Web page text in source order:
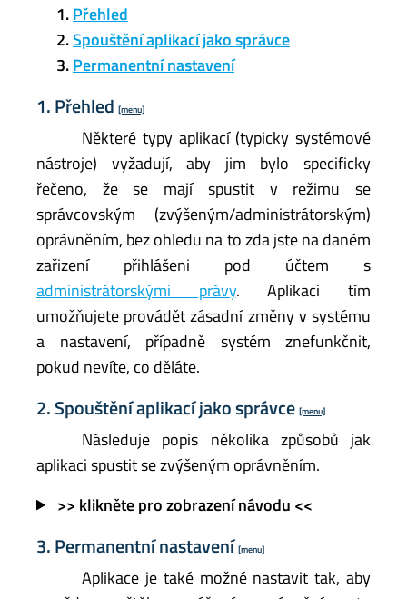
Přehled
Spouštění aplikací jako správce
Permanentní nastavení
1. Přehled [menu]
Některé typy aplikací (typicky systémové
nástroje) vyžadují, aby jim bylo specificky
řečeno, že se mají spustit v režimu se
správcovským (zvýšeným/administrátorským)
oprávněním, bez ohledu na to zda jste na daném
zařizení přihlášeni pod účtem s
administrátorskými právy. Aplikaci tím
umožňujete provádět zásadní změny v systému
a nastavení, případně systém znefunkčnit,
pokud nevíte, co děláte.
2. Spouštění aplikací jako správce [menu]
Následuje popis několika způsobů jak
aplikaci spustit se zvýšeným oprávněním.
>> klikněte pro zobrazení návodu <<
3. Permanentní nastavení [menu]
Aplikace je také možné nastavit tak, aby